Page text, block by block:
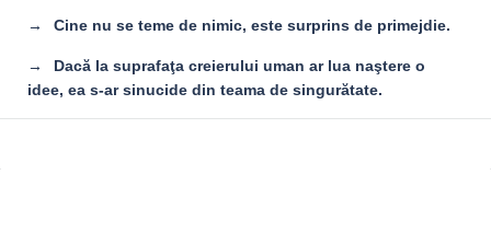
Cine nu se teme de nimic, este surprins de primejdie.
Dacă la suprafaţa creierului uman ar lua naştere o
idee, ea s-ar sinucide din teama de singurătate.